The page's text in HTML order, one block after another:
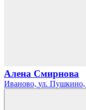
Алена Смирнова
Иваново, ул. Пушкино,